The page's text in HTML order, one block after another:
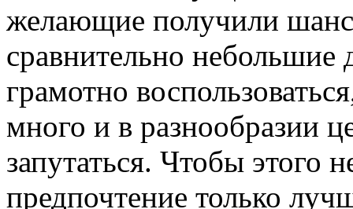
желающие получили
сравнительно
грамотно
много и в разнообразии
запутаться. Чтобы этого
предпочтение только